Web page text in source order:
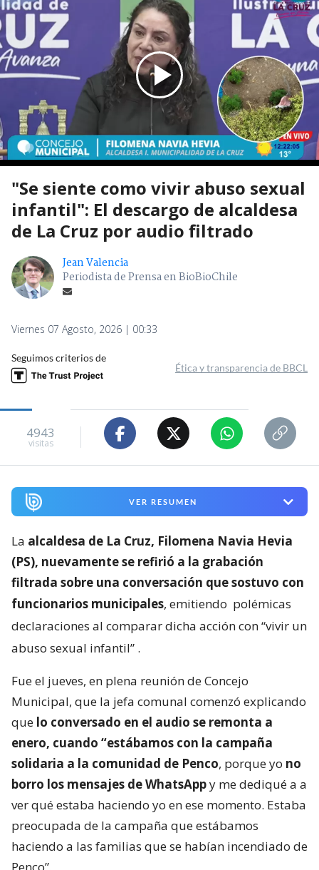
"Se siente como vivir abuso sexual
infantil": El descargo de alcaldesa
de La Cruz por audio filtrado
Jean Valencia
Periodista de Prensa en BioBioChile
Viernes 07 Agosto, 2026 | 00:33
Seguimos criterios de
Ética y transparencia de BBCL
4943
visitas
VER RESUMEN
La alcaldesa de La Cruz, Filomena Navia Hevia
(PS), nuevamente se refirió a la grabación
filtrada sobre una conversación que sostuvo con
funcionarios municipales, emitiendo polémicas
declaraciones al comparar dicha acción con “vivir un
abuso sexual infantil” .
Fue el jueves, en plena reunión de Concejo
Municipal, que la jefa comunal comenzó explicando
que lo conversado en el audio se remonta a
enero, cuando “estábamos con la campaña
solidaria a la comunidad de Penco, porque yo no
borro los mensajes de WhatsAppy me dediqué a a
ver qué estaba haciendo yo en ese momento. Estaba
preocupada de la campaña que estábamos
haciendo a las familias que se habían incendiado de